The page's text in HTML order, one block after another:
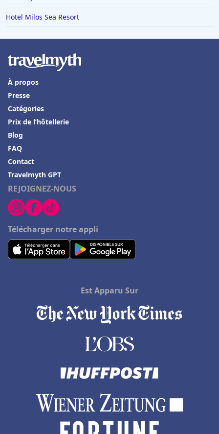
Hotel Milos Sea Resort
REJOIGNEZ-NOUS
Télécharger notre appli
À propos
Presse
Catégories
Prix de l’hôtellerie
Blog
FAQ
Contact
Travelmyth GPT
Est Apparu Sur